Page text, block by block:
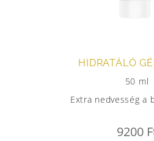
HIDRATÁLÓ
50 ml
Extra nedvesség a
9200